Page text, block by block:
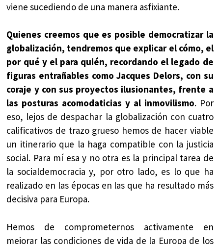
viene sucediendo de una manera asfixiante.
Quienes creemos que es posible democratizar la
globalización, tendremos que explicar el cómo, el
por qué y el para quién, recordando el legado de
figuras entrañables como Jacques Delors, con su
coraje y con sus proyectos ilusionantes, frente a
las posturas acomodaticias y al inmovilismo. Por
eso, lejos de despachar la globalización con cuatro
calificativos de trazo grueso hemos de hacer viable
un itinerario que la haga compatible con la justicia
social. Para mí esa y no otra es la principal tarea de
la socialdemocracia y, por otro lado, es lo que ha
realizado en las épocas en las que ha resultado más
decisiva para Europa.
Hemos de comprometernos activamente en
mejorar las condiciones de vida de la Europa de los